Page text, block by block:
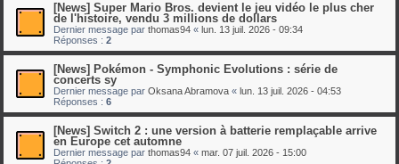
[News] Super Mario Bros. devient le jeu vidéo le plus cher
de l'histoire, vendu 3 millions de dollars
Dernier message par thomas94 « lun. 13 juil. 2026 - 09:34
Réponses : 2
[News] Pokémon - Symphonic Evolutions : série de
concerts sy
Dernier message par Oksana Abramova « lun. 13 juil. 2026 - 04:53
Réponses : 6
[News] Switch 2 : une version à batterie remplaçable arrive
en Europe cet automne
Dernier message par thomas94 « mar. 07 juil. 2026 - 15:00